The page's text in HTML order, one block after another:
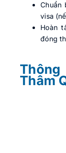
Chuẩn
visa
Hoàn
đóng
Thâm